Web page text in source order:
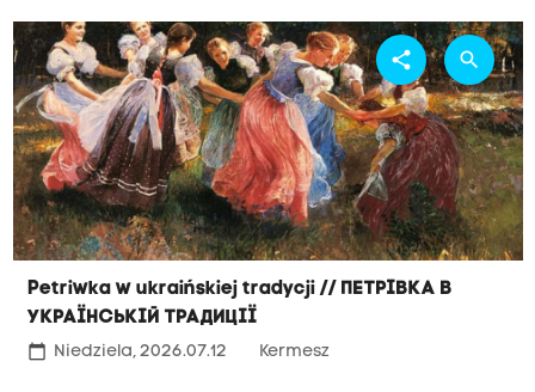
Petriwka w ukraińskiej tradycji // Петрівка в
українській традиції
calendar_today Niedziela, 2026.07.12 Kermesz
share search